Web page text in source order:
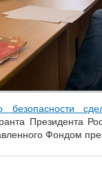
безопасности
Президента
Фондом